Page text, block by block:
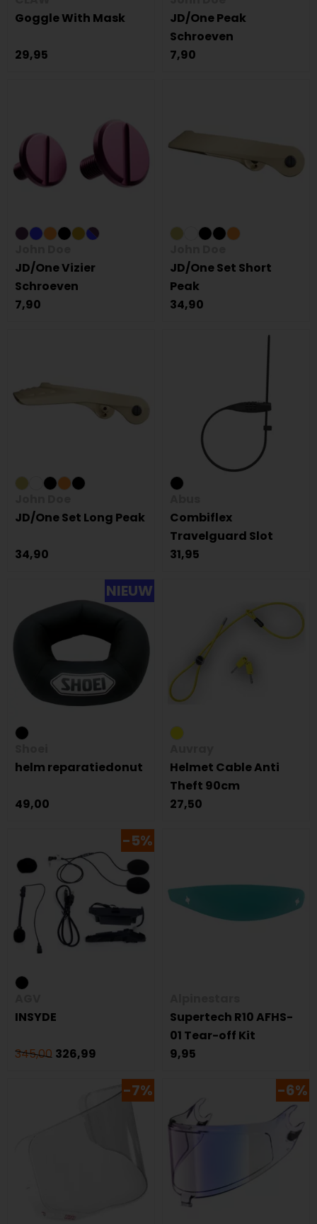
Goggle With Mask
29,95
JD/One Peak
Schroeven
7,90
JD/One Vizier
Schroeven
7,90
JD/One Set Short
Peak
34,90
JD/One Set Long Peak
34,90
Combiflex
Travelguard Slot
31,95
NIEUW
helm reparatiedonut
49,00
Helmet Cable Anti
Theft 90cm
27,50
-5%
INSYDE
345,00 326,99
Supertech R10 AFHS-
01 Tear-off Kit
9,95
-7% -6%